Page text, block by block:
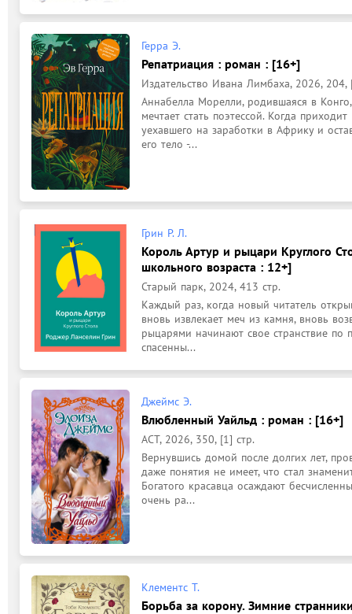
Герра Э.
Репатриация : роман : [16+]
Издательство Ивана Лимбаха, 2026, 204,
Аннабелла Морелли, родившаяся в
мечтает стать поэтессой. Когда
уехавшего на заработки в Африку и
его тело -...
Грин Р. Л.
Король Артур и рыцари Круглого
школьного возраста : 12+]
Старый парк, 2024, 413 стр.
Каждый раз, когда новый читатель
вновь извлекает меч из камня, вновь
рыцарями начинают свое странствие по
спасенны...
Джеймс Э.
Влюбленный Уайльд : роман : [16+]
АСТ, 2026, 350, [1] стр.
Вернувшись домой после долгих лет,
даже понятия не имеет, что стал
Богатого красавца осаждают
очень ра...
Клементс Т.
Борьба за корону. Зимние